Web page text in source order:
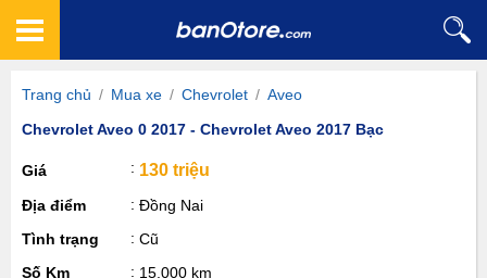
Trang chủ / Mua xe / Chevrolet / Aveo
Chevrolet Aveo 0 2017 - Chevrolet Aveo 2017 Bạc
Giá 130 triệu
Địa điểm
Đồng Nai
Tình trạng
Cũ
Số Km
15.000 km